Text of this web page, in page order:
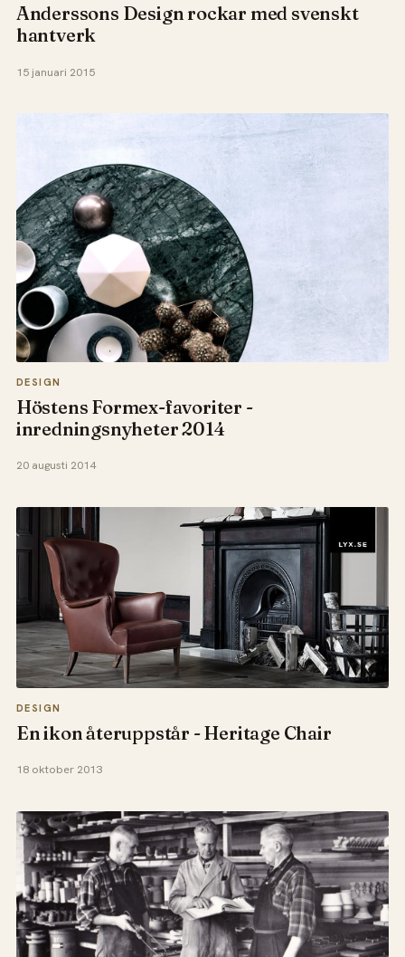
Anderssons Design rockar med svenskt
hantverk
15 januari 2015
DESIGN
Höstens Formex-favoriter -
inredningsnyheter 2014
20 augusti 2014
DESIGN
En ikon återuppstår - Heritage Chair
18 oktober 2013